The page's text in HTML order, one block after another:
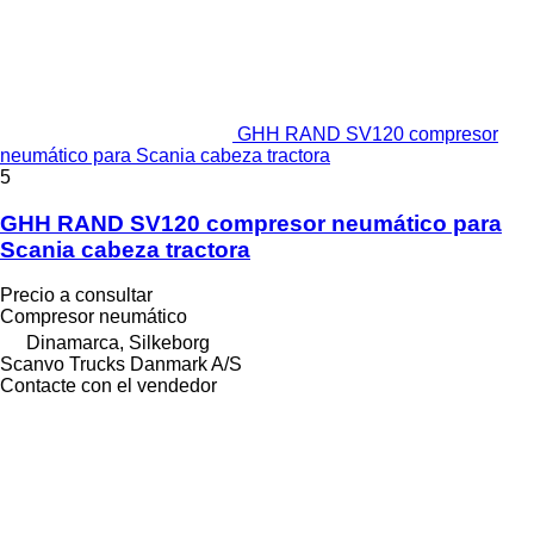
GHH RAND SV120 compresor
neumático para Scania cabeza tractora
5
GHH RAND SV120 compresor neumático para
Scania cabeza tractora
Precio a consultar
Compresor neumático
Dinamarca, Silkeborg
Scanvo Trucks Danmark A/S
Contacte con el vendedor